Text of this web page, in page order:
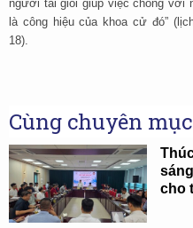
người tài giỏi giúp việc chống với
là công hiệu của khoa cử đó”
18).
Cùng chuyên mục
cho